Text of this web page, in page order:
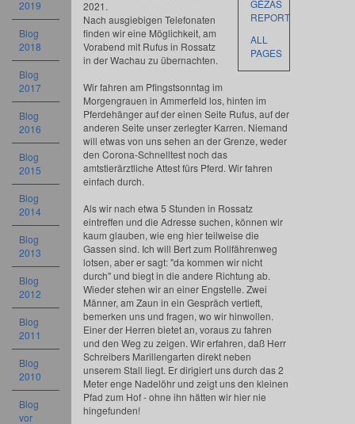
GÉZAS
REPORT
ALL
PAGES
2021.
Nach ausgiebigen Telefonaten
finden wir eine Möglichkeit, am
Vorabend mit Rufus in Rossatz
in der Wachau zu übernachten.
Wir fahren am Pfingstsonntag im
Morgengrauen in Ammerfeld los, hinten im
Pferdehänger auf der einen Seite Rufus, auf der
anderen Seite unser zerlegter Karren. Niemand
will etwas von uns sehen an der Grenze, weder
den Corona-Schnelltest noch das
amtstierärztliche Attest fürs Pferd. Wir fahren
einfach durch.
Als wir nach etwa 5 Stunden in Rossatz
eintreffen und die Adresse suchen, können wir
kaum glauben, wie eng hier teilweise die
Gassen sind. Ich will Bert zum Rollfährenweg
lotsen, aber er sagt: "da kommen wir nicht
durch" und biegt in die andere Richtung ab.
Wieder stehen wir an einer Engstelle. Zwei
Männer, am Zaun in ein Gespräch vertieft,
bemerken uns und fragen, wo wir hinwollen.
Einer der Herren bietet an, voraus zu fahren
und den Weg zu zeigen. Wir erfahren, daß Herr
Schreibers Marillengarten direkt neben
unserem Stall liegt. Er dirigiert uns durch das 2
Meter enge Nadelöhr und zeigt uns den kleinen
Pfad zum Hof - ohne ihn hätten wir hier nie
hingefunden!
2019
Blog
2018
Blog
2017
Blog
2016
Blog
2015
Blog
2014
Blog
2013
Blog
2012
Blog
2011
Blog
2010
Blog
vor